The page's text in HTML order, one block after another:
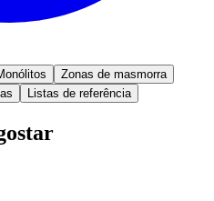
Zonas de masmorra
Listas de referência